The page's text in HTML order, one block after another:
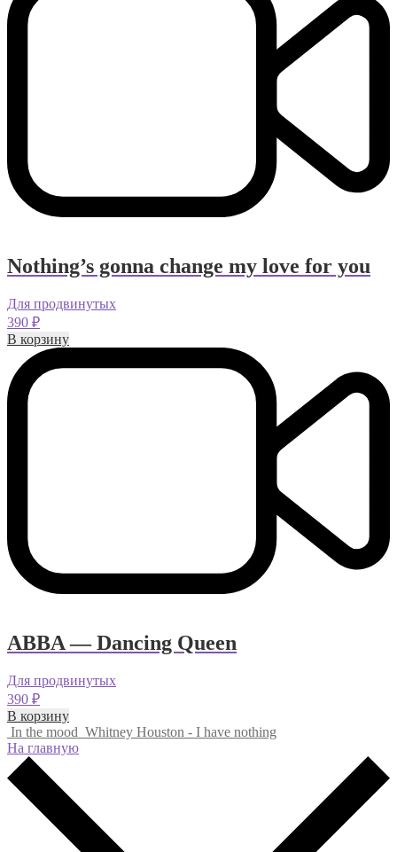
Nothing’s gonna change my love for you
Для продвинутых
390 ₽
В корзину
ABBA — Dancing Queen
Для продвинутых
390 ₽
В корзину
In the mood Whitney Houston - I have nothing
На главную